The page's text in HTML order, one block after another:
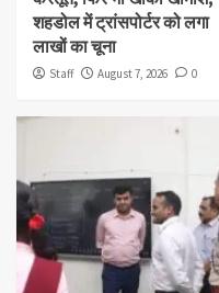
शहडोल में ट्रांसपोर्टर को लगा
लाखों का चूना
Staff August 7, 2026 0